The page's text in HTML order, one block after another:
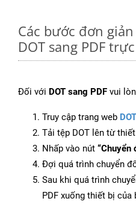
Các bước đơn
DOT sang PDF
Đối với DOT sang PDF vui
Truy cập trang web
Tải tệp DOT lên từ
Nhấp vào nút “Chuyển
Đợi quá trình chuyển
Sau khi quá trình
PDF xuống thiết bị của